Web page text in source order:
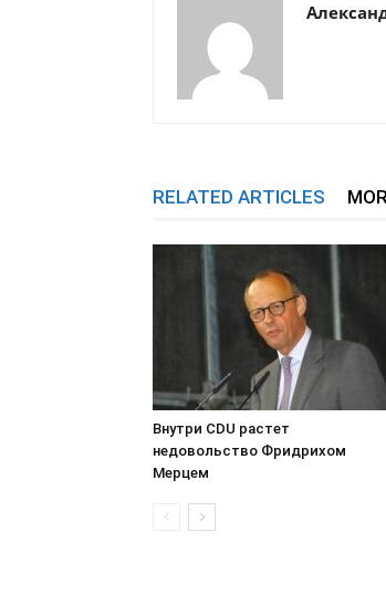
RELATED ARTICLES
Внутри CDU растет
недовольство Фридрихом
Мерцем